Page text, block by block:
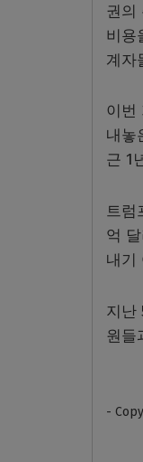
권의
비용
계자
이번
내놓
근 1
트럼
억
내기
지난
원들
-